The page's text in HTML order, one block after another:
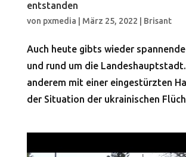
entstanden
von pxmedia März 25, 2022 Brisant
Auch heute gibts wieder
und rund um die
anderem mit einer eingestürzten
der Situation der ukrainischen